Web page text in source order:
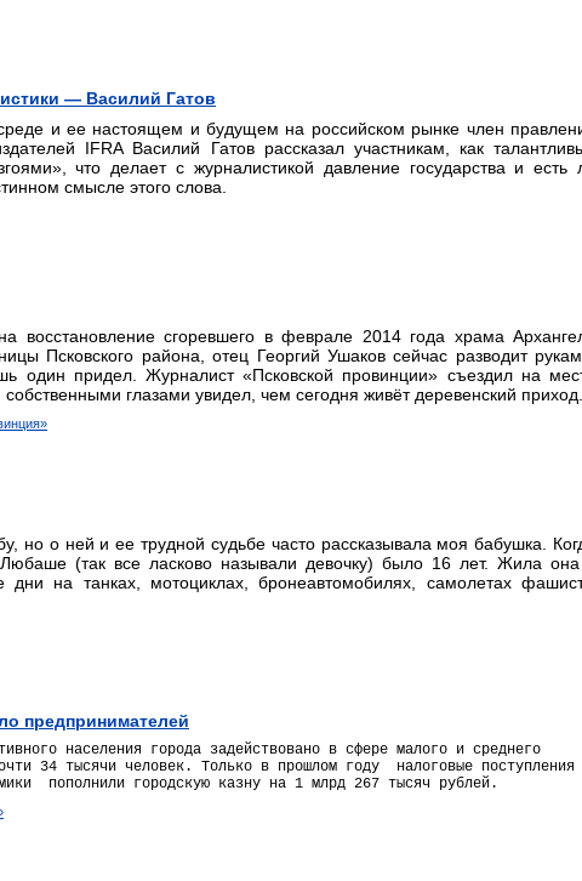
— Василий Гатов
и ее настоящем и будущем на российском рынке член
IFRA Василий Гатов рассказал участникам, как
что делает с журналистикой давление государства и есть
смысле этого слова.
восстановление сгоревшего в феврале 2014 года храма
Псковского района, отец Георгий Ушаков сейчас разводит
один придел. Журналист «Псковской провинции» съездил на
глазами увидел, чем сегодня живёт деревенский приход.
но о ней и ее трудной судьбе часто рассказывала моя бабушка.
(так все ласково называли девочку) было 16 лет. Жила
на танках, мотоциклах, бронеавтомобилях, самолетах
предпринимателей
населения города задействовано в сфере малого и среднего
34 тысячи человек. Только в прошлом году налоговые поступления
пополнили городскую казну на 1 млрд 267 тысяч рублей.